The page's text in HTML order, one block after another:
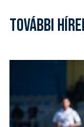
TOVÁBBI